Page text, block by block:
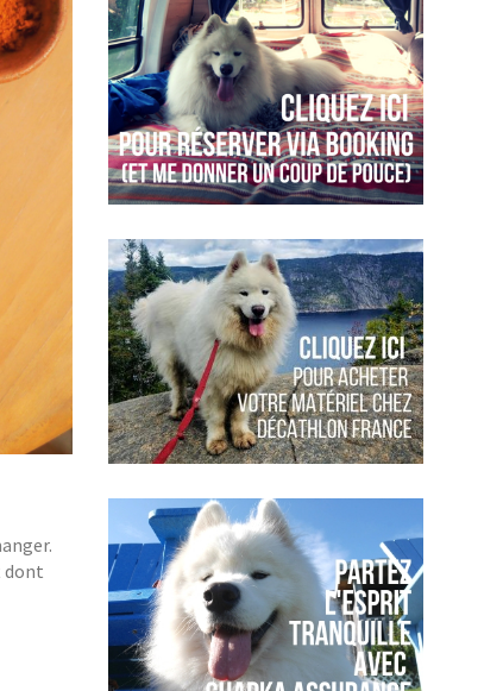
dont